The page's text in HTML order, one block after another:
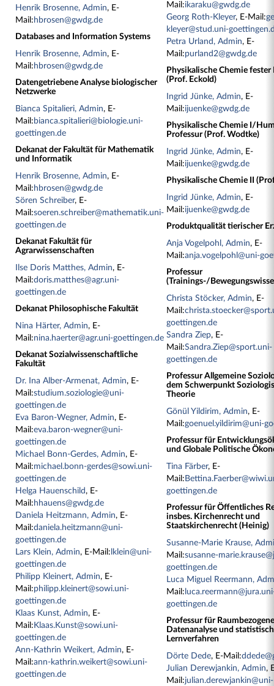
Henrik Brosenne, Admin, E-
Mail: hbrosen@gwdg.de
Databases and Information Systems
Henrik Brosenne, Admin, E-
Mail: hbrosen@gwdg.de
Datengetriebene Analyse biologischer
Netzwerke
Bianca Spitalieri, Admin, E-
Mail: bianca.spitalieri@biologie.uni-
goettingen.de
Dekanat der Fakultät für Mathematik
und Informatik
Henrik Brosenne, Admin, E-
Mail: hbrosen@gwdg.de
Sören Schreiber, E-
Mail:soeren.schreiber@mathematik.uni-
goettingen.de
Dekanat Fakultät für
Agrarwissenschaften
Ilse Doris Matthes, Admin, E-
Mail:doris.matthes@agr.uni-
goettingen.de
Dekanat Philosophische Fakultät
Nina Härter, Admin, E-
Mail:nina.haerter@agr.uni-goettingen.de
Dekanat Sozialwissenschaftliche
Fakultät
Dr. Ina Alber-Armenat, Admin, E-
Mail:studium.soziologie@uni-
goettingen.de
Eva Baron-Wegner, Admin, E-
Mail:eva.baron-wegner@uni-
goettingen.de
Michael Bonn-Gerdes, Admin, E-
Mail:michael.bonn-gerdes@sowi.uni-
goettingen.de
Helga Hauenschild, E-
Mail: hhauens@gwdg.de
Daniela Heitzmann, Admin, E-
Mail:daniela.heitzmann@uni-
goettingen.de
Lars Klein, Admin, E-Mail: lklein@uni-
goettingen.de
Philipp Kleinert, Admin, E-
Mail:philipp.kleinert@sowi.uni-
goettingen.de
Klaas Kunst, Admin, E-
Mail: Klaas.Kunst@sowi.uni-
goettingen.de
Ann-Kathrin Weikert, Admin, E-
Mail:ann-kathrin.weikert@sowi.uni-
goettingen.de
Mail:ikaraku@gwdg.de
Georg Roth-Kleyer, E-Mail:
kleyer@stud.uni-
Petra Urland, Admin, E-
Mail:purland2@gwdg.de
Physikalische Chemie fester
(Prof. Eckold)
Ingrid Jünke, Admin, E-
Mail:ijuenke@gwdg.de
Physikalische Chemie I/
Professur (Prof. Wodtke)
Ingrid Jünke, Admin, E-
Mail:ijuenke@gwdg.de
Physikalische Chemie II
Ingrid Jünke, Admin, E-
Mail:ijuenke@gwdg.de
Produktqualität tierischer
Anja Vogelpohl, Admin, E-
Mail:anja.vogelpohl@uni-
Professur
(Trainings-/
Christa Stöcker, Admin, E-
Mail:
goettingen.de
Sandra Ziep, E-
Mail:Sandra.Ziep@sport.uni-
goettingen.de
Professur Allgemeine
dem Schwerpunkt
Theorie
Gönül Yildirim, Admin, E-
Mail:goenuel.yildirim@uni-
Professur für
und Globale Politische
Tina Färber, E-
Mail:
goettingen.de
Professur für Öffentliches
insbes. Kirchenrecht und
Staatskirchenrecht (Heinig)
Susanne-Marie Krause,
Mail:susanne-
goettingen.de
Luca Miguel Reermann,
Mail:
goettingen.de
Professur für
Datenanalyse und
Lernverfahren
Dörte Dede, E-Mail:
Julian Derewjankin, Admin,
Mail:julian.derewjankin@uni-